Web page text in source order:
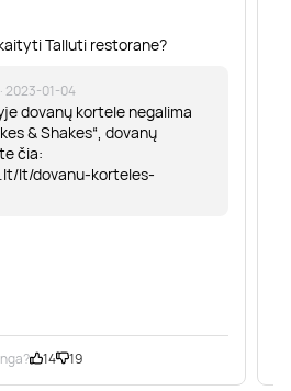
Talluti restorane?
· 2023-01-04
dovanų kortele negalima
& Shakes“, dovanų
čia:
lt/dovanu-korteles-
14 19